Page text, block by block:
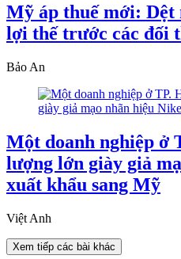
Mỹ áp thuế mới: Dệt
lợi thế trước các đối
Bảo An
Một doanh nghiệp ở
lượng lớn giày giả
xuất khẩu sang Mỹ
Việt Anh
Xem tiếp các bài khác